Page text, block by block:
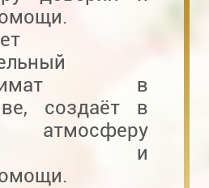
в
создаёт в
атмосферу
и